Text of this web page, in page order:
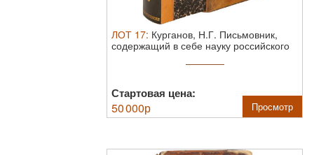
ЛОТ 17: Курганов, Н.Г. Письмовник,
содержащий в себе науку российского
Стартовая цена:
50 000р Просмотр